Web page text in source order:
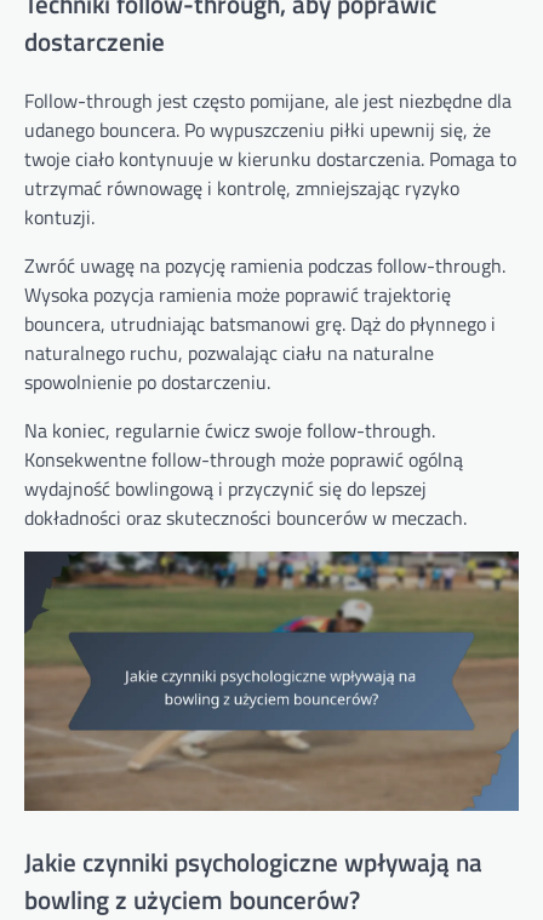
dostarczenie
Follow-through jest często pomijane, ale jest niezbędne dla
udanego bouncera. Po wypuszczeniu piłki upewnij się, że
twoje ciało kontynuuje w kierunku dostarczenia. Pomaga to
utrzymać równowagę i kontrolę, zmniejszając ryzyko
kontuzji.
Zwróć uwagę na pozycję ramienia podczas follow-through.
Wysoka pozycja ramienia może poprawić trajektorię
bouncera, utrudniając batsmanowi grę. Dąż do płynnego i
naturalnego ruchu, pozwalając ciału na naturalne
spowolnienie po dostarczeniu.
Na koniec, regularnie ćwicz swoje follow-through.
Konsekwentne follow-through może poprawić ogólną
wydajność bowlingową i przyczynić się do lepszej
dokładności oraz skuteczności bouncerów w meczach.
Jakie czynniki psychologiczne wpływają na
bowling z użyciem bouncerów?